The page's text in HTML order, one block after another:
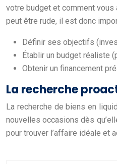
votre budget et comment vous
peut être rude, il est donc
Définir ses objectifs
Établir un budget réaliste
Obtenir un financement
La recherche
La recherche de biens en
nouvelles occasions dès
pour trouver l’affaire idéale et